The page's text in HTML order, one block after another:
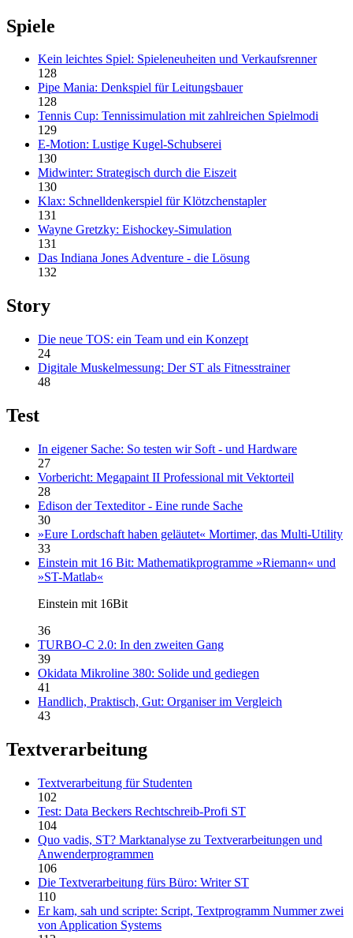
Spiele
Kein leichtes Spiel: Spieleneuheiten und Verkaufsrenner
128
Pipe Mania: Denkspiel für Leitungsbauer
128
Tennis Cup: Tennissimulation mit zahlreichen Spielmodi
129
E-Motion: Lustige Kugel-Schubserei
130
Midwinter: Strategisch durch die Eiszeit
130
Klax: Schnelldenkerspiel für Klötzchenstapler
131
Wayne Gretzky: Eishockey-Simulation
131
Das Indiana Jones Adventure - die Lösung
132
Story
Die neue TOS: ein Team und ein Konzept
24
Digitale Muskelmessung: Der ST als Fitnesstrainer
48
Test
In eigener Sache: So testen wir Soft - und Hardware
27
Vorbericht: Megapaint II Professional mit Vektorteil
28
Edison der Texteditor - Eine runde Sache
30
»Eure Lordschaft haben geläutet« Mortimer, das Multi-Utility
33
Einstein mit 16 Bit: Mathematikprogramme »Riemann« und
»ST-Matlab«
Einstein mit 16Bit
36
TURBO-C 2.0: In den zweiten Gang
39
Okidata Mikroline 380: Solide und gediegen
41
Handlich, Praktisch, Gut: Organiser im Vergleich
43
Textverarbeitung
Textverarbeitung für Studenten
102
Test: Data Beckers Rechtschreib-Profi ST
104
Quo vadis, ST? Marktanalyse zu Textverarbeitungen und
Anwenderprogrammen
106
Die Textverarbeitung fürs Büro: Writer ST
110
Er kam, sah und scripte: Script, Textprogramm Nummer zwei
von Application Systems